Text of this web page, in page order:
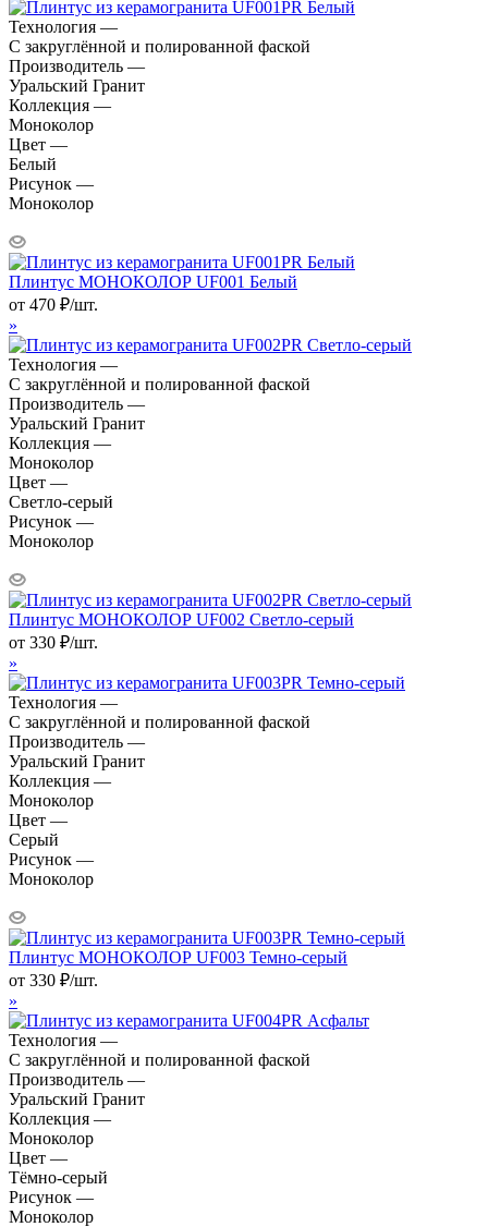
Технология —
С закруглённой и полированной фаской
Производитель —
Уральский Гранит
Коллекция —
Моноколор
Цвет —
Белый
Рисунок —
Моноколор
Плинтус МОНОКОЛОР UF001 Белый
от 470 ₽/шт.
»
Технология —
С закруглённой и полированной фаской
Производитель —
Уральский Гранит
Коллекция —
Моноколор
Цвет —
Светло-серый
Рисунок —
Моноколор
Плинтус МОНОКОЛОР UF002 Светло-серый
от 330 ₽/шт.
»
Технология —
С закруглённой и полированной фаской
Производитель —
Уральский Гранит
Коллекция —
Моноколор
Цвет —
Серый
Рисунок —
Моноколор
Плинтус МОНОКОЛОР UF003 Темно-серый
от 330 ₽/шт.
»
Технология —
С закруглённой и полированной фаской
Производитель —
Уральский Гранит
Коллекция —
Моноколор
Цвет —
Тёмно-серый
Рисунок —
Моноколор